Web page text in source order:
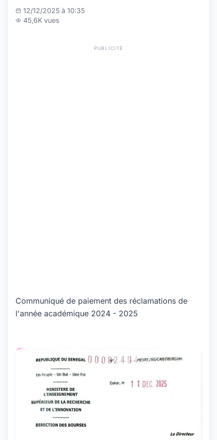
12/12/2025 à 10:35
45,6K vues
PUBLICITÉ
Communiqué de paiement des réclamations de
l'année académique 2024 - 2025